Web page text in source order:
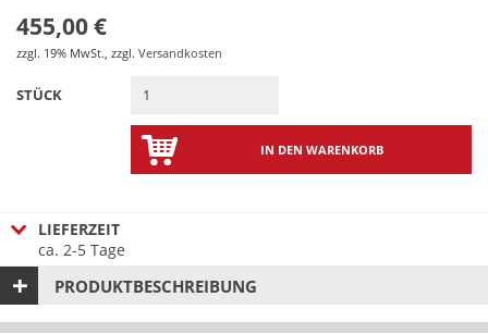
455,00 €
zzgl. 19% MwSt., zzgl. Versandkosten
STÜCK
IN DEN WARENKORB
LIEFERZEIT
ca. 2-5 Tage
PRODUKTBESCHREIBUNG